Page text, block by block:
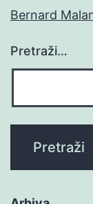
Bernard
Pretraži…